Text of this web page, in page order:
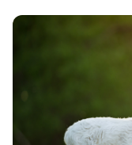
6匯款)100